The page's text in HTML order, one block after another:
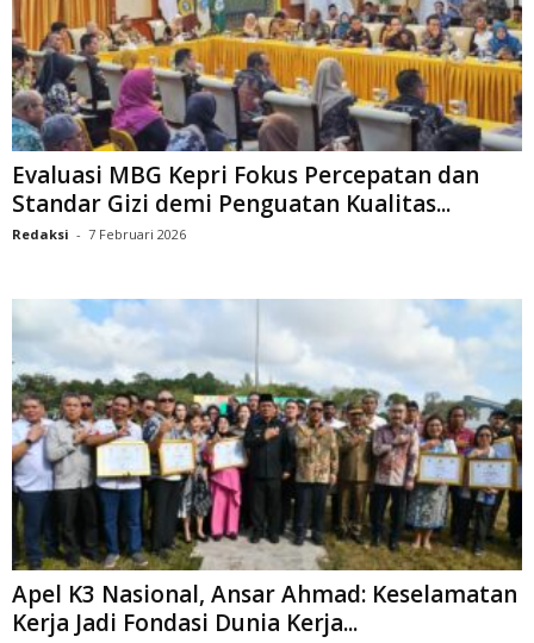
Evaluasi MBG Kepri Fokus Percepatan dan
Standar Gizi demi Penguatan Kualitas...
Redaksi - 7 Februari 2026
Apel K3 Nasional, Ansar Ahmad: Keselamatan
Kerja Jadi Fondasi Dunia Kerja...